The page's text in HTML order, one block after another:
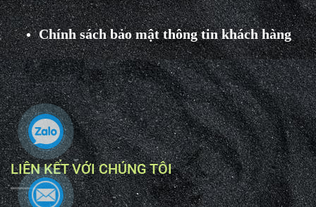
Chính sách bảo mật thông tin khách hàng
LIÊN KẾT VỚI CHÚNG TÔI